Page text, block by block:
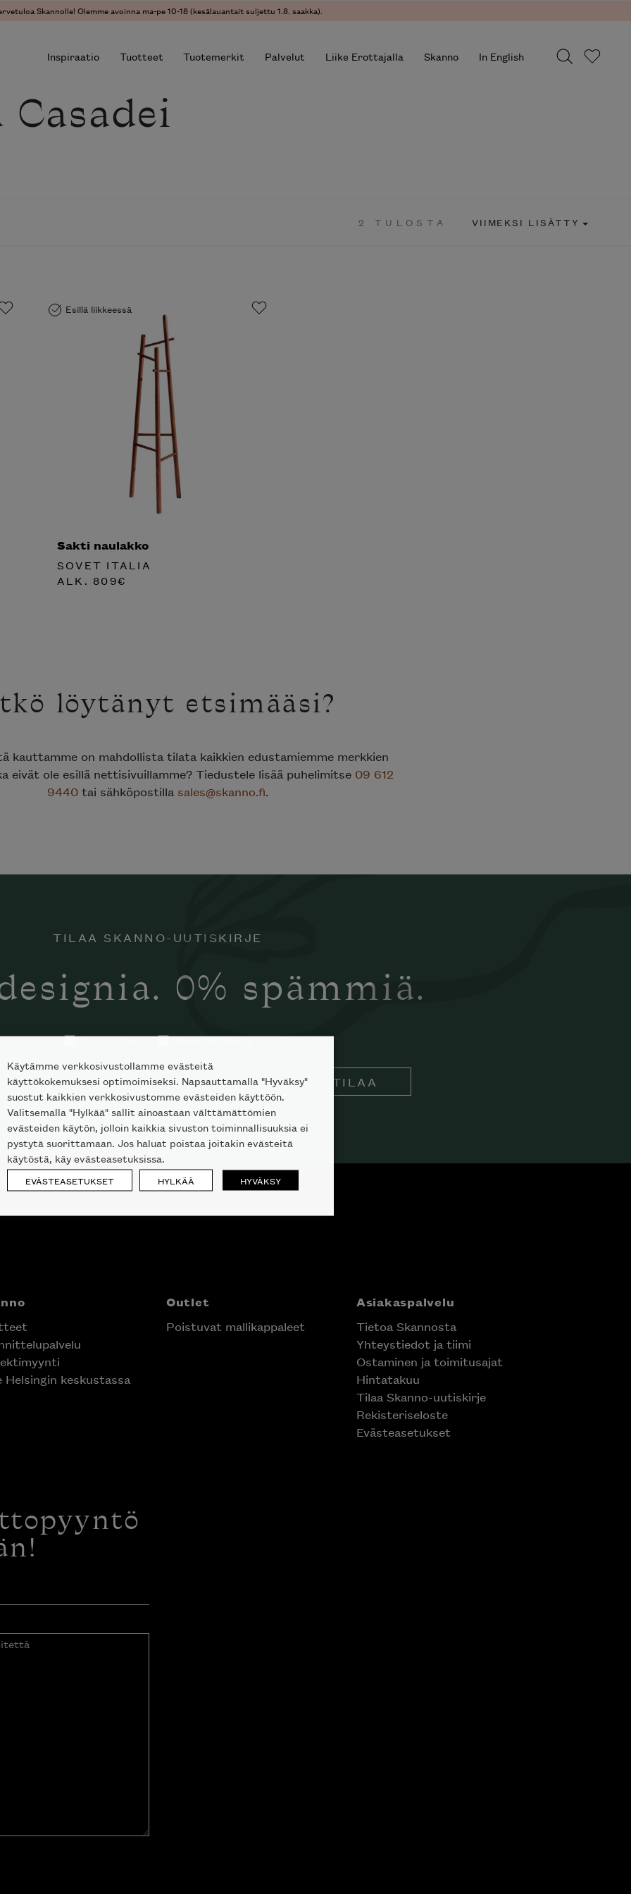
Skannolle! Olemme avoinna ma-pe 10-18 (kesälauantait suljettu 1.8. saakka).
Inspiraatio Tuotteet Tuotemerkit Palvelut Liike Erottajalla Skanno In English
2 TULOSTA VIIMEKSI LISÄTTY
Esillä liikkeessä
Sakti naulakko
SOVET ITALIA
ALK. 809€
löytänyt etsimääsi?
kauttamme on mahdollista tilata kaikkien edustamiemme merkkien
eivät ole esillä nettisivuillamme? Tiedustele lisää puhelimitse 09 612
9440tai sähköpostilla sales@skanno.fi.
TILAA SKANNO-UUTISKIRJE
0% spämmiä.
Kuluttajille Ammattilaisille
TILAA
Helsingin keskustassa
Outlet
Poistuvat mallikappaleet
Asiakaspalvelu
Tietoa Skannosta
Yhteystiedot ja tiimi
Ostaminen ja toimitusajat
Hintatakuu
Tilaa Skanno-uutiskirje
Rekisteriseloste
Evästeasetukset
Käytämme verkkosivustollamme evästeitä
käyttökokemuksesi optimoimiseksi. Napsauttamalla "Hyväksy"
suostut kaikkien verkkosivustomme evästeiden käyttöön.
Valitsemalla "Hylkää" sallit ainoastaan välttämättömien
evästeiden käytön, jolloin kaikkia sivuston toiminnallisuuksia ei
pystytä suorittamaan. Jos haluat poistaa joitakin evästeitä
käytöstä, käy evästeasetuksissa.
EVÄSTEASETUKSET HYLKÄÄ HYVÄKSY